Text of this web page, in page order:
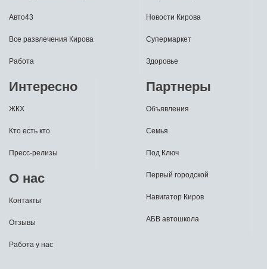
Авто43
Все развлечения Кирова
Работа
Новости Кирова
Супермаркет
Здоровье
Интересно
ЖКХ
Кто есть кто
Пресс-релизы
О нас
Контакты
Отзывы
Работа у нас
Партнеры
Объявления
Семья
Под Ключ
Первый городской
Навигатор Киров
АБВ автошкола